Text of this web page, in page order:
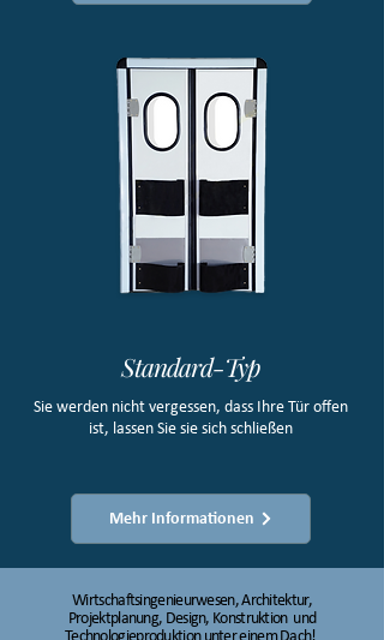
Standard-Typ
Sie werden nicht vergessen, dass Ihre Tür offen
ist, lassen Sie sie sich schließen
Mehr Informationen
Wirtschaftsingenieurwesen, Architektur,
Projektplanung, Design, Konstruktion und